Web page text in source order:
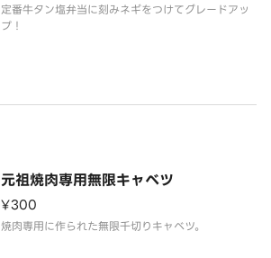
定番牛タン塩弁当に刻みネギをつけてグレードアッ
プ！
元祖焼肉専用無限キャベツ
¥300
焼肉専用に作られた無限千切りキャベツ。